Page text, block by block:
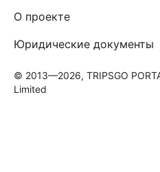
О проекте
Юридические документы
© 2013—2026, TRIPSGO
Limited